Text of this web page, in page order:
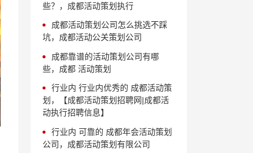
些？，成都活动策划执行
成都活动策划公司怎么挑选不踩
坑，成都活动公关策划公司
成都靠谱的活动策划公司有哪
些，成都 活动策划
行业内 行业内优秀的 成都活动策
划，【成都活动策划招聘网|成都活
动执行招聘信息】
行业内 可靠的 成都年会活动策划
公司，成都活动策划有限公司